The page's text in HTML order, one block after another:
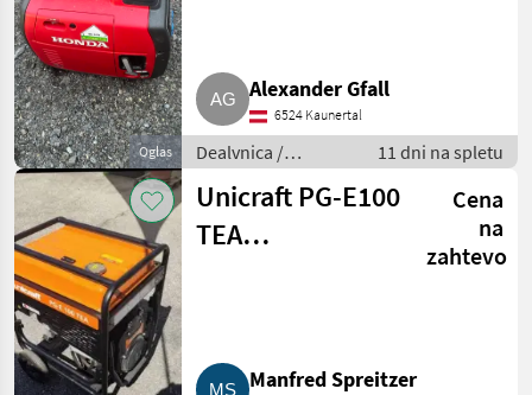
Oglas
Alexander Gfall
6524 Kaunertal
Dealvnica /
Električni
generatorji
11 dni na spletu
Unicraft PG-E100
TEA
Cena
na
zahtevo
Manfred Spreitzer